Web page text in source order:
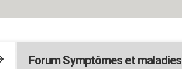
Forum Symptômes et maladies